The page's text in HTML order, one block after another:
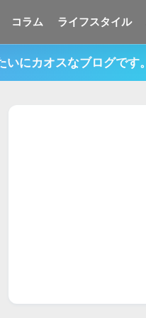
コラム ライフスタイル
にカオスなブログです。